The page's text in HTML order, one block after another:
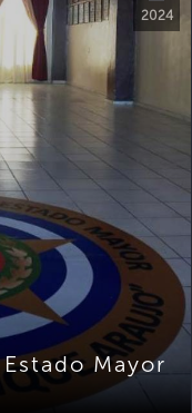
2024
Mayor